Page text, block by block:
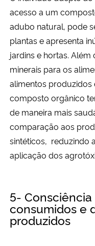
acesso a um
adubo natural, pode
plantas e apresenta
jardins e hortas. Além
minerais para os
alimentos
composto orgânico
de maneira mais
comparação aos
sintéticos, reduzindo
aplicação dos
5-
consumidos e
produzidos